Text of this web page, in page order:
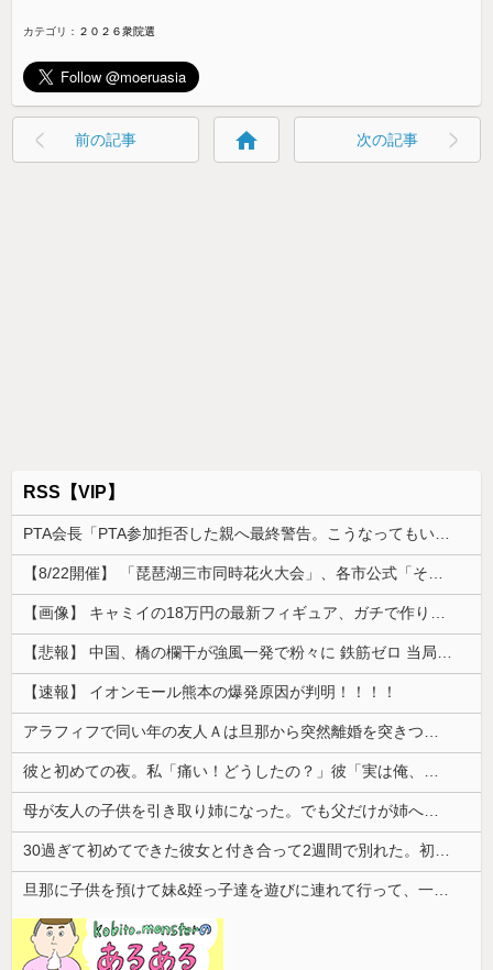
カテゴリ： ２０２６衆院選
前の記事 home 次の記事
RSS【VIP】
【速報】 イオンモール熊本の爆発原因が判明！！！！